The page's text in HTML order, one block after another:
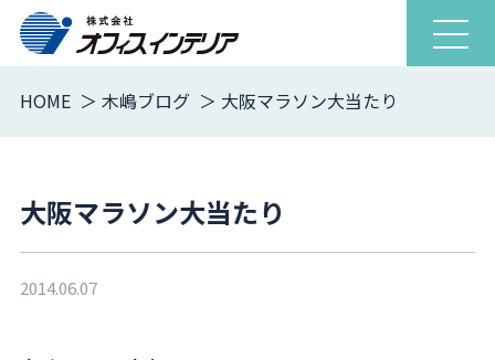
ナ
ビ
開
HOME 木嶋ブログ 大阪マラソン大当たり
大阪マラソン大当たり
2014.06.07